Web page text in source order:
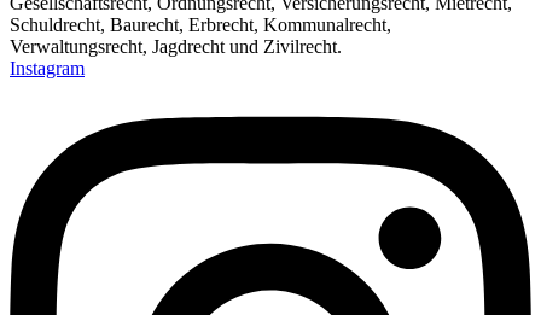
Schuldrecht, Baurecht, Erbrecht, Kommunalrecht,
Verwaltungsrecht, Jagdrecht und Zivilrecht.
Instagram